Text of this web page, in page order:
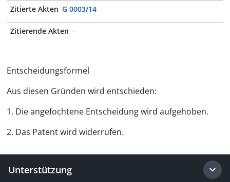
Zitierte Akten G 0003/14
Zitierende Akten -
Entscheidungsformel
Aus diesen Gründen wird entschieden:
1. Die angefochtene Entscheidung wird aufgehoben.
2. Das Patent wird widerrufen.
Unterstützung